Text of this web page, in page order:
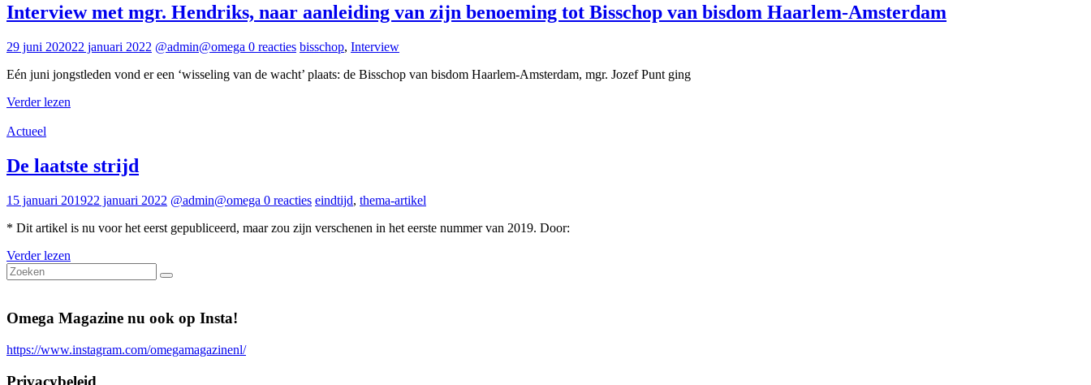
Interview met mgr. Hendriks, naar aanleiding van zijn benoeming tot Bisschop van bisdom Haarlem-Amsterdam
29 juni 202022 januari 2022 @admin@omega 0 reacties bisschop, Interview
Eén juni jongstleden vond er een ‘wisseling van de wacht’ plaats: de Bisschop van bisdom Haarlem-Amsterdam, mgr. Jozef Punt ging
Verder lezen
Actueel
De laatste strijd
15 januari 201922 januari 2022 @admin@omega 0 reacties eindtijd, thema-artikel
* Dit artikel is nu voor het eerst gepubliceerd, maar zou zijn verschenen in het eerste nummer van 2019. Door:
Verder lezen
Omega Magazine nu ook op Insta!
https://www.instagram.com/omegamagazinenl/
Privacybeleid